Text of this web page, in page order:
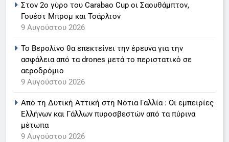
Στον 2ο γύρο του Carabao Cup οι Σαουθάμπτον,
Γουέστ Μπρομ και Τσάρλτον
9 Αυγούστου 2026
Το Βερολίνο θα επεκτείνει την έρευνα για την
ασφάλεια από τα drones μετά το περιστατικό σε
αεροδρόμιο
9 Αυγούστου 2026
Από τη Δυτική Αττική στη Νότια Γαλλία : Οι εμπειρίες
Ελλήνων και Γάλλων πυροσβεστών από τα πύρινα
μέτωπα
9 Αυγούστου 2026
Στον ΑΝΤ1 η Σία Κοσιώνη- Η
ανακοίνωση του σταθμού
7
LIFESTYLE-MEDIA
8